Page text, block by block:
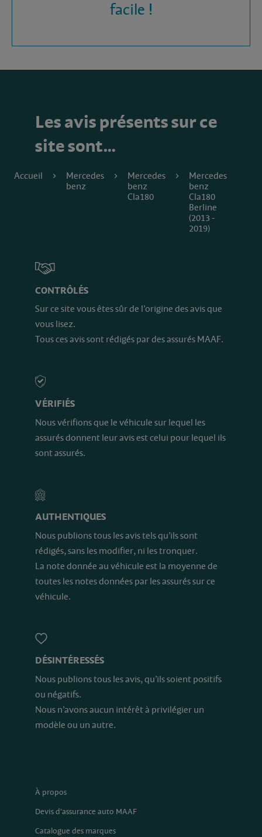
facile !
Les avis présents sur ce
site sont…
Accueil
Mercedes
benz
Mercedes
benz
Cla180
Mercedes
benz
Cla180
Berline
(2013 -
2019)
CONTRÔLÉS
Sur ce site vous êtes sûr de l’origine des avis que
vous lisez.
Tous ces avis sont rédigés par des assurés MAAF.
VÉRIFIÉS
Nous vérifions que le véhicule sur lequel les
assurés donnent leur avis est celui pour lequel ils
sont assurés.
AUTHENTIQUES
Nous publions tous les avis tels qu’ils sont
rédigés, sans les modifier, ni les tronquer.
La note donnée au véhicule est la moyenne de
toutes les notes données par les assurés sur ce
véhicule.
DÉSINTÉRESSÉS
Nous publions tous les avis, qu’ils soient positifs
ou négatifs.
Nous n’avons aucun intérêt à privilégier un
modèle ou un autre.
À propos
Devis d'assurance auto MAAF
Catalogue des marques